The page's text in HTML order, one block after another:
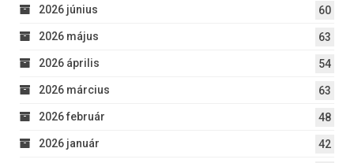
2026 június 60
2026 május 63
2026 április 54
2026 március 63
2026 február 48
2026 január 42